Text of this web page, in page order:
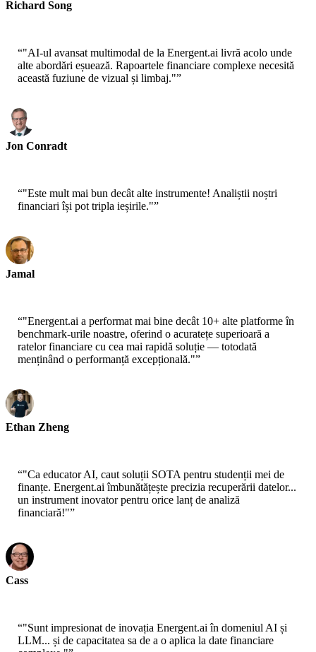
Richard Song
“"AI-ul avansat multimodal de la Energent.ai livră acolo unde
alte abordări eșuează. Rapoartele financiare complexe necesită
această fuziune de vizual și limbaj."”
Jon Conradt
“"Este mult mai bun decât alte instrumente! Analiștii noștri
financiari își pot tripla ieșirile."”
Jamal
“"Energent.ai a performat mai bine decât 10+ alte platforme în
benchmark-urile noastre, oferind o acuratețe superioară a
ratelor financiare cu cea mai rapidă soluție — totodată
menținând o performanță excepțională."”
Ethan Zheng
“"Ca educator AI, caut soluții SOTA pentru studenții mei de
finanțe. Energent.ai îmbunătățește precizia recuperării datelor...
un instrument inovator pentru orice lanț de analiză
financiară!"”
Cass
“"Sunt impresionat de inovația Energent.ai în domeniul AI și
LLM... și de capacitatea sa de a o aplica la date financiare